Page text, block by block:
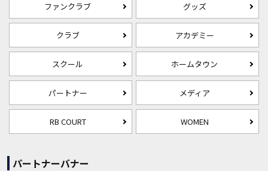
ファンクラブ グッズ
クラブ アカデミー
スクール ホームタウン
パートナー メディア
RB COURT WOMEN
パートナーバナー